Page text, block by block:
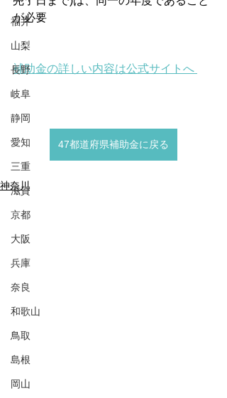
福井
山梨
長野
岐阜
静岡
愛知
三重
滋賀
京都
大阪
兵庫
奈良
和歌山
鳥取
島根
岡山
が必要
補助金の詳しい内容は公式サイトへ
47都道府県補助金に戻る
神奈川